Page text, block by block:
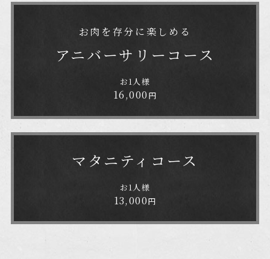
お肉を存分に楽しめる
アニバーサリー コース
お1人様
16,000 円
マタニティコース
お1人様
13,000円